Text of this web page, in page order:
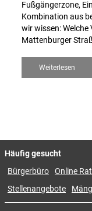
Fußgängerzone,
Kombination aus
wir wissen:
Mattenburger
Weiterlesen
Häufig gesucht
Bürgerbüro Online
Stellenangebote